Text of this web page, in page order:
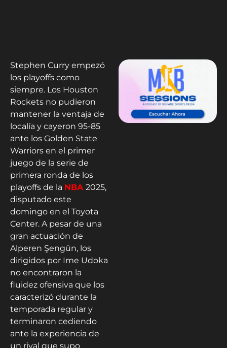
Stephen Curry empezó
los playoffs como
siempre. Los Houston
Rockets no pudieron
mantener la ventaja de
localía y cayeron 95-85
ante los Golden State
Warriors en el primer
juego de la serie de
primera ronda de los
playoffs de la NBA 2025,
disputado este
domingo en el Toyota
Center. A pesar de una
gran actuación de
Alperen Şengün, los
dirigidos por Ime Udoka
no encontraron la
fluidez ofensiva que los
caracterizó durante la
temporada regular y
terminaron cediendo
ante la experiencia de
un rival que supo